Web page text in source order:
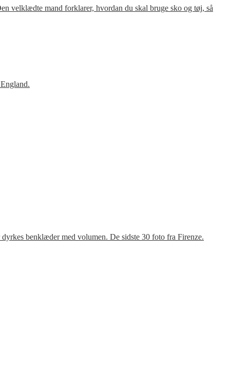
velklædte mand forklarer, hvordan du skal bruge sko og tøj, så
benklæder med volumen. De sidste 30 foto fra Firenze.